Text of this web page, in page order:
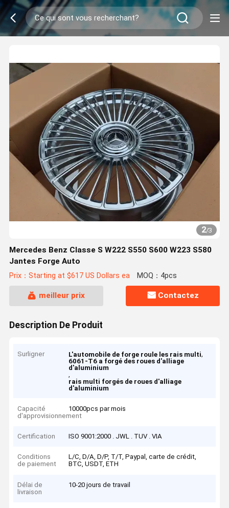
2/3
Mercedes Benz Classe S W222 S550 S600 W223 S580
Jantes Forge Auto
Prix：Starting at $617 US Dollars ea MOQ：4pcs
meilleur prix Contactez
Description De Produit
Surligner L'automobile de forge roule les rais multi,
6061-T6 a forgé des roues d'alliage
d'aluminium
,
rais multi forgés de roues d'alliage
d'aluminium
Capacité
d'approvisionnement
10000pcs par mois
Certification ISO 9001:2000 . JWL . TUV . VIA
Conditions
de paiement
L/C, D/A, D/P, T/T, Paypal, carte de crédit,
BTC, USDT, ETH
Délai de
livraison
10-20 jours de travail